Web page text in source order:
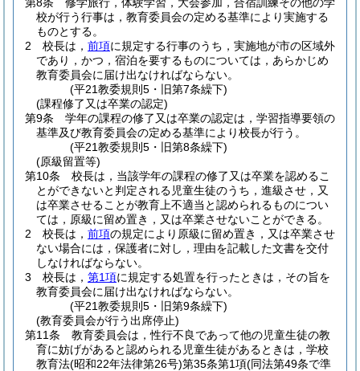
校が行う行事は，教育委員会の定める基準により実施する
ものとする。
2
校長は， 前項に規定する行事のうち，実施地が市の区域外
であり，かつ，宿泊を要するものについては，あらかじめ
教育委員会に届け出なければならない。
(平21教委規則5・旧第7条繰下)
(課程修了又は卒業の認定)
第9条
学年の課程の修了又は卒業の認定は，学習指導要領の
基準及び教育委員会の定める基準により校長が行う。
(平21教委規則5・旧第8条繰下)
(原級留置等)
第10条
校長は，当該学年の課程の修了又は卒業を認めるこ
とができないと判定される児童生徒のうち，進級させ，又
は卒業させることが教育上不適当と認められるものについ
ては，原級に留め置き，又は卒業させないことができる。
2
校長は， 前項の規定により原級に留め置き，又は卒業させ
ない場合には，保護者に対し，理由を記載した文書を交付
しなければならない。
3
校長は， 第1項に規定する処置を行ったときは，その旨を
教育委員会に届け出なければならない。
(平21教委規則5・旧第9条繰下)
(教育委員会が行う出席停止)
第11条
教育委員会は，性行不良であって他の児童生徒の教
育に妨げがあると認められる児童生徒があるときは，学校
教育法(昭和22年法律第26号)第35条第1項(同法第49条で準